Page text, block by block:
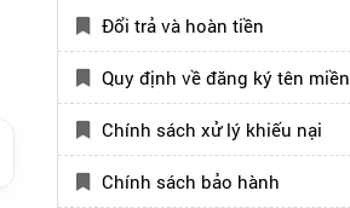
Đổi trả và hoàn tiền
Quy định về đăng ký tên miền
Chính sách xử lý khiếu nại
Chính sách bảo hành